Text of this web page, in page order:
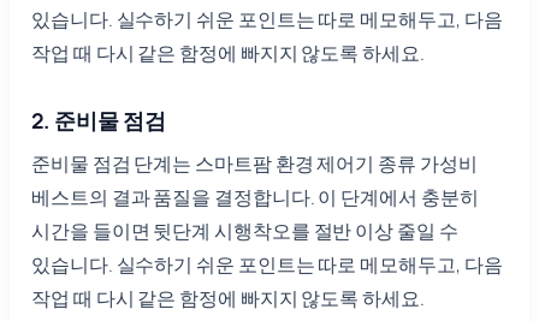
있습니다. 실수하기 쉬운 포인트는 따로 메모해두고, 다음
작업 때 다시 같은 함정에 빠지지 않도록 하세요.
2. 준비물 점검
준비물 점검 단계는 스마트팜 환경 제어기 종류 가성비
베스트의 결과 품질을 결정합니다. 이 단계에서 충분히
시간을 들이면 뒷단계 시행착오를 절반 이상 줄일 수
있습니다. 실수하기 쉬운 포인트는 따로 메모해두고, 다음
작업 때 다시 같은 함정에 빠지지 않도록 하세요.